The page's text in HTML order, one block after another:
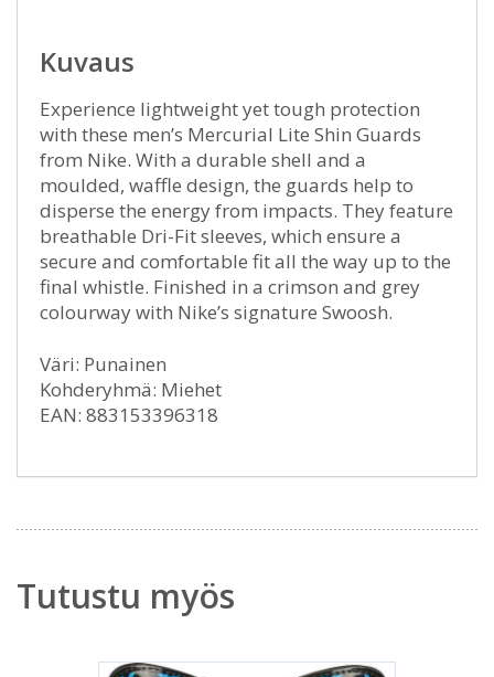
Kuvaus
Experience lightweight yet tough protection
with these men’s Mercurial Lite Shin Guards
from Nike. With a durable shell and a
moulded, waffle design, the guards help to
disperse the energy from impacts. They feature
breathable Dri-Fit sleeves, which ensure a
secure and comfortable fit all the way up to the
final whistle. Finished in a crimson and grey
colourway with Nike’s signature Swoosh.
Väri: Punainen
Kohderyhmä: Miehet
EAN: 883153396318
Tutustu myös